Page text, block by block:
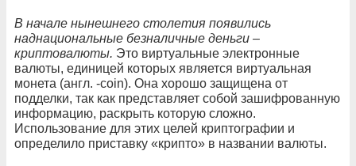
В начале нынешнего столетия появились
наднациональные безналичные деньги –
криптовалюты. Это виртуальные электронные
валюты, единицей которых является виртуальная
монета (англ. -coin). Она хорошо защищена от
подделки, так как представляет собой зашифрованную
информацию, раскрыть которую сложно.
Использование для этих целей криптографии и
определило приставку «крипто» в названии валюты.